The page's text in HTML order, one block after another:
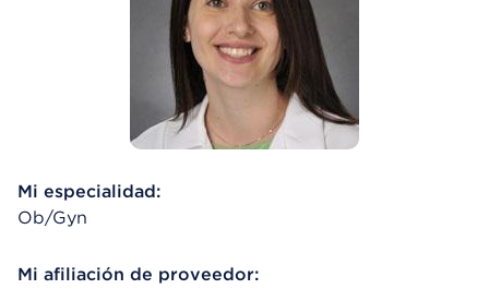
Mi especialidad:
Ob/Gyn
Mi afiliación de proveedor: